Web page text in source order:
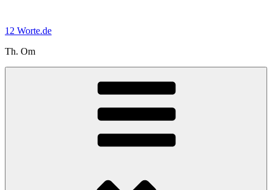
springen
12 Worte.de
Th. Om